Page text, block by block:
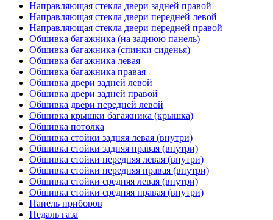
Направляющая стекла двери задней правой
Направляющая стекла двери передней левой
Направляющая стекла двери передней правой
Обшивка багажника (на заднюю панель)
Обшивка багажника (спинки сиденья)
Обшивка багажника левая
Обшивка багажника правая
Обшивка двери задней левой
Обшивка двери задней правой
Обшивка двери передней левой
Обшивка крышки багажника (крышка)
Обшивка потолка
Обшивка стойки задняя левая (внутри)
Обшивка стойки задняя правая (внутри)
Обшивка стойки передняя левая (внутри)
Обшивка стойки передняя правая (внутри)
Обшивка стойки средняя левая (внутри)
Обшивка стойки средняя правая (внутри)
Панель приборов
Педаль газа